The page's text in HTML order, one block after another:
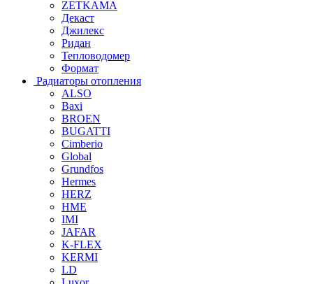
ZETKAMA
Декаст
Джилекс
Ридан
Тепловодомер
Формат
Радиаторы отопления
ALSO
Baxi
BROEN
BUGATTI
Cimberio
Global
Grundfos
Hermes
HERZ
HME
IMI
JAFAR
K-FLEX
KERMI
LD